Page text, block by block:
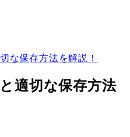
な保存方法を解説！
適切な保存方法